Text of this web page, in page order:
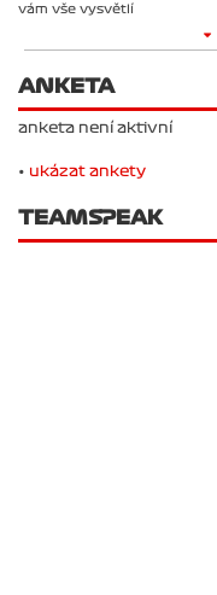
vám vše vysvětlí
ANKETA
anketa není aktivní
• ukázat ankety
TEAMSPEAK